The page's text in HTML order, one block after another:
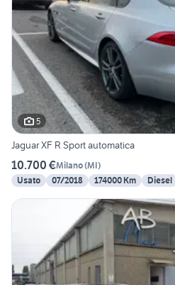
5
Jaguar XF R Sport automatica
10.700 €Milano(MI)
Usato
07/2018 174000 Km Diesel